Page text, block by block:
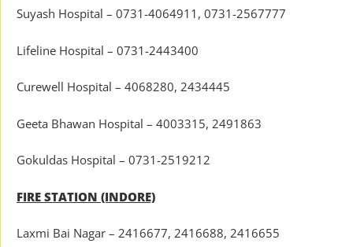
Suyash Hospital – 0731-4064911, 0731-2567777
Lifeline Hospital – 0731-2443400
Curewell Hospital – 4068280, 2434445
Geeta Bhawan Hospital – 4003315, 2491863
Gokuldas Hospital – 0731-2519212
FIRE STATION (INDORE)
Laxmi Bai Nagar – 2416677, 2416688, 2416655